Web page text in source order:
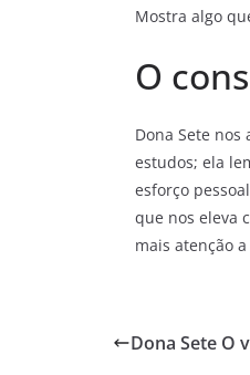
Mostra algo
O
Dona Sete
estudos; ela
esforço
que nos eleva
mais atenção
Dona Sete O